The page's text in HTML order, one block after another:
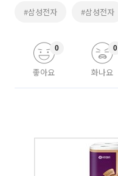
#삼성전자 #삼성전자
좋아요
0
화나요
0